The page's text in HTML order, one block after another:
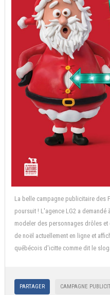
La belle campagne publicitaire des
poursuit ! L'agence LG2 a demandé à
modeler des personnages drôles
de noël actuellement en ligne et
québécois d'icitte comme dit le
PARTAGER CAMPAGNE